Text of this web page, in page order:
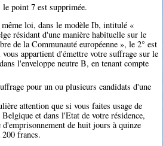
point 7 est supprimée.
loi, dans le modèle Ib, intitulé «
résidant d'une manière habituelle sur le
de la Communauté européenne », le 2° est
appartient d'émettre votre suffrage sur le
l'enveloppe neutre B, en tenant compte
pour un ou plusieurs candidats d'une
attention que si vous faites usage de
et dans l'Etat de votre résidence,
d'emprisonnement de huit jours à quinze
200 francs.